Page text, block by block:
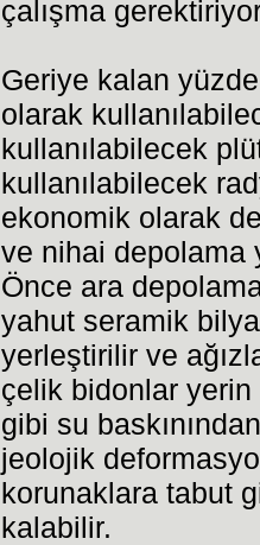
çalışma
Geriye kalan
olarak
kullanılabilecek
kullanılabilecek
ekonomik olarak
ve nihai depolama
Önce ara
yahut seramik
yerleştirilir ve
çelik bidonlar yerin
gibi su
jeolojik
korunaklara tabut
kalabilir.